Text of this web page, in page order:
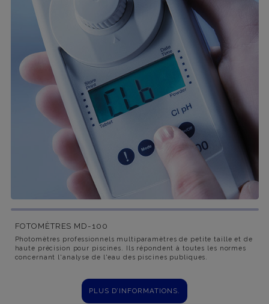
FOTOMÈTRES MD-100
Photomètres professionnels multiparamètres de petite taille et de
haute précision pour piscines. Ils répondent à toutes les normes
concernant l'analyse de l'eau des piscines publiques.
PLUS D’INFORMATIONS.